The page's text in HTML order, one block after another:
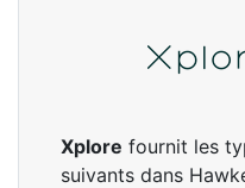
Xplore fournit les
suivants dans